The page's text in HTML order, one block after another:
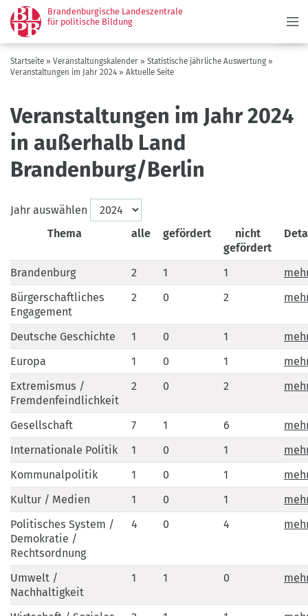
Direkt
zum
Inhalt
Brandenburgische Landeszentrale
für politische Bildung
Pfadnavigation
Startseite Veranstaltungskalender
Statistische jährliche Auswertung
Veranstaltungen im Jahr 2024
Aktuelle Seite
Veranstaltungen im Jahr 2024
in außerhalb Land
Brandenburg/Berlin
Jahr auswählen
Thema
alle gefördert
nicht
gefördert
Brandenburg 2 1 1
Bürgerschaftliches
Engagement
2 0 2
Deutsche Geschichte 1 0 1
Europa
1 0 1
Extremismus /
Fremdenfeindlichkeit
2 0 2
Gesellschaft 7 1 6
Internationale Politik
1 0 1
Kommunalpolitik
1 0 1
Kultur / Medien
1 0 1
Politisches System /
Demokratie /
Rechtsordnung
4 0 4
Umwelt /
Nachhaltigkeit
1 1 0